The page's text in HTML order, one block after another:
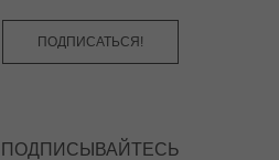
ПОДПИСАТЬСЯ!
ПОДПИСЫВАЙТЕСЬ